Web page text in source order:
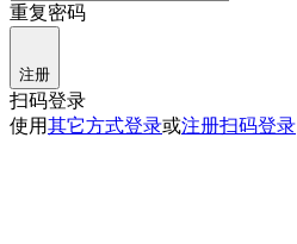
重复密码
注册
扫码登录
使用其它方式登录或注册扫码登录